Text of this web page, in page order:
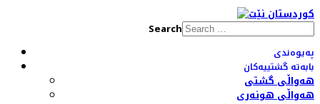
Search
پەیوەندی
بابەتە گشتییەکان
هەواڵی گشتی
هەواڵی هونەری